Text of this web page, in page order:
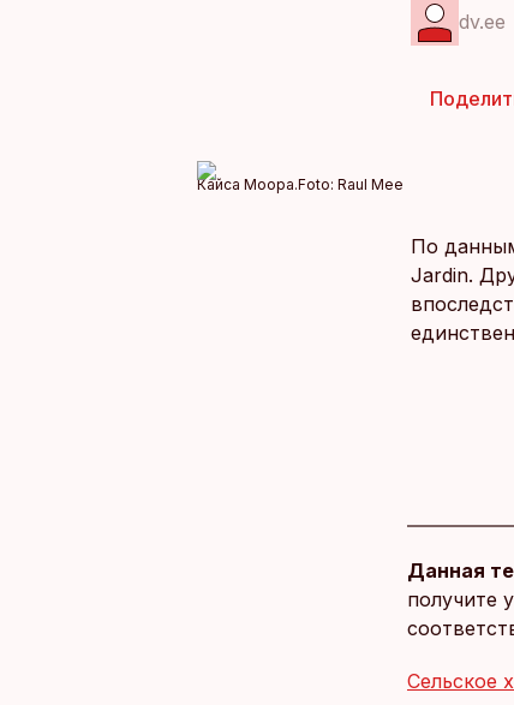
dv.ee
Кайса Моора.Foto: Raul Mee
По
Jardin.
Данная
получите
Сельское